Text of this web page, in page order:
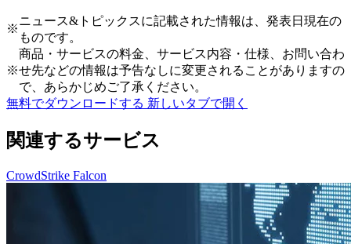
※
ニュース&トピックスに記載された情報は、発表日現在の
ものです。
※
商品・サービスの料金、サービス内容・仕様、お問い合わ
せ先などの情報は予告なしに変更されることがありますの
で、あらかじめご了承ください。
無料でダウンロードする 新しいタブで開く
関連するサービス
CrowdStrike Falcon